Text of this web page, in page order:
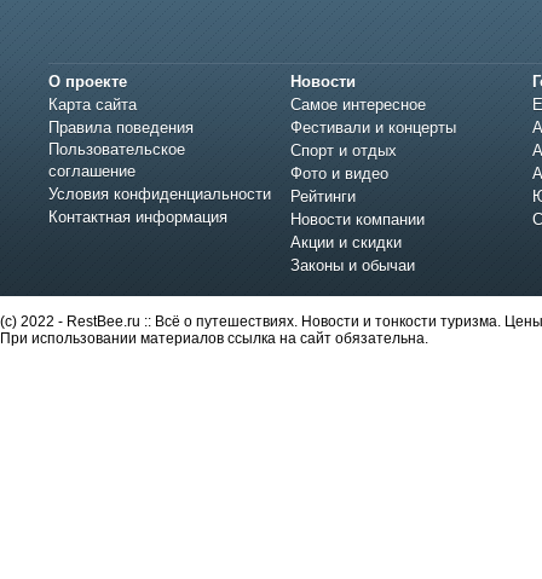
О проекте
Карта сайта
Правила поведения
Пользовательское
соглашение
Условия конфиденциальности
Контактная информация
Новости
Самое интересное
Фестивали и концерты
Спорт и отдых
Фото и видео
Рейтинги
Новости компании
Акции и скидки
Законы и обычаи
(c) 2022 - RestBee.ru :: Всё о путешествиях. Новости и тонкости туризма.
При использовании материалов ссылка на сайт обязательна.